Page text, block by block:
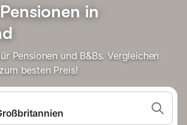
in
Pensionen und B&Bs. Vergleichen
besten Preis!